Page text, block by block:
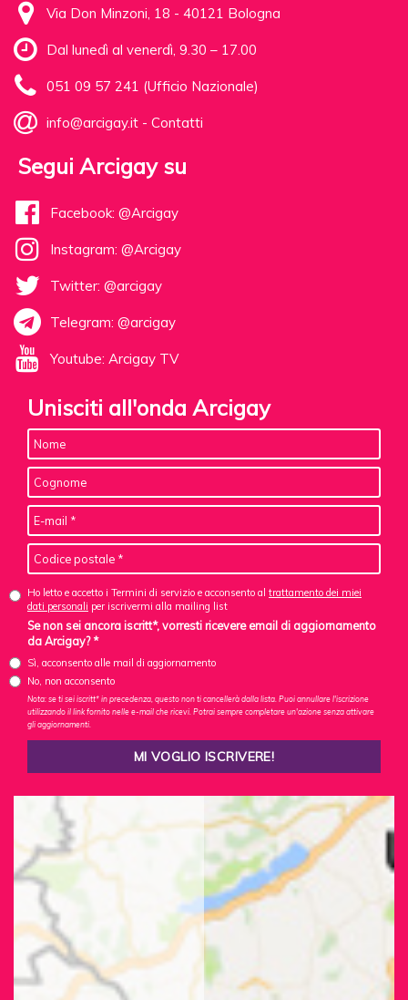
Via Don Minzoni, 18 - 40121 Bologna
Dal lunedì al venerdì, 9.30 – 17.00
051 09 57 241 (Ufficio Nazionale)
info@arcigay.it - Contatti
Segui Arcigay su
Facebook: @Arcigay
Instagram: @Arcigay
Twitter: @arcigay
Telegram: @arcigay
Youtube: Arcigay TV
Unisciti all'onda Arcigay
Ho letto e accetto i Termini di servizio e acconsento al trattamento dei miei
dati personali per iscrivermi alla mailing list
Se non sei ancora iscritt*, vorresti ricevere email di aggiornamento
da Arcigay? *
Sì, acconsento alle mail di aggiornamento
No, non acconsento
Nota: se ti sei iscritt* in precedenza, questo non ti cancellerà dalla lista. Puoi annullare l'iscrizione
utilizzando il link fornito nelle e-mail che ricevi. Potrai sempre completare un'azione senza attivare
gli aggiornamenti.